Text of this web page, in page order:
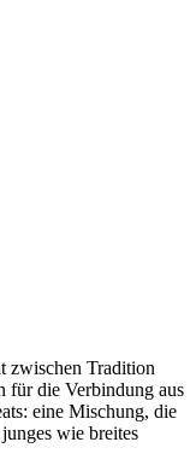
zwischen Tradition
für die Verbindung aus
eine Mischung, die
wie breites